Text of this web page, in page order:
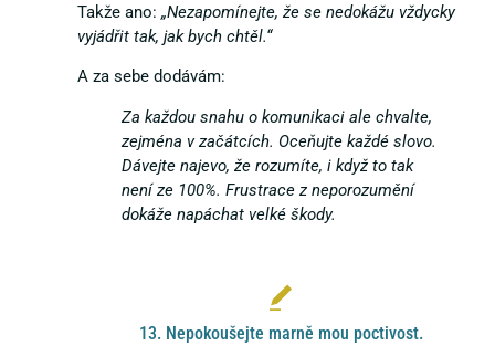
Takže ano: „Nezapomínejte, že se nedokážu vždycky
vyjádřit tak, jak bych chtěl.“
A za sebe dodávám:
Za každou snahu o komunikaci ale chvalte,
zejména v začátcích. Oceňujte každé slovo.
Dávejte najevo, že rozumíte, i když to tak
není ze 100%. Frustrace z neporozumění
dokáže napáchat velké škody.
13. Nepokoušejte marně mou poctivost.